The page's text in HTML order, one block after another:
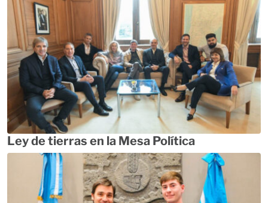
Ley de tierras en la Mesa Política